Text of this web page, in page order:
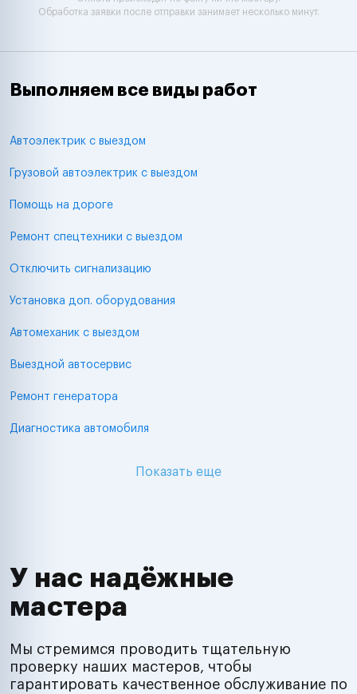
Обработка заявки после отправки занимает несколько минут.
Выполняем все виды работ
Автоэлектрик с выездом
Грузовой автоэлектрик с выездом
Помощь на дороге
Ремонт спецтехники с выездом
Отключить сигнализацию
Установка доп. оборудования
Автомеханик с выездом
Выездной автосервис
Ремонт генератора
Диагностика автомобиля
Показать еще
У нас надёжные
мастера
Мы стремимся проводить тщательную
проверку наших мастеров, чтобы
гарантировать качественное обслуживание по